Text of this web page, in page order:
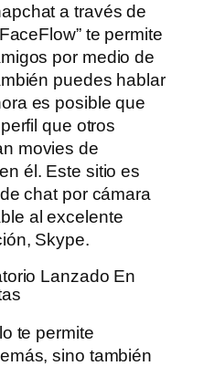
a través de
te permite
por medio de
puedes hablar
es posible que
que otros
movies de
él. Este sitio es
chat por cámara
al excelente
Skype.
Lanzado En
te permite
sino también